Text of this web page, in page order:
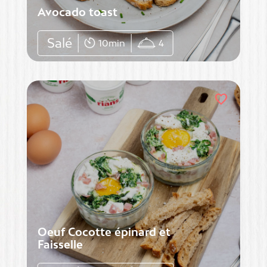
Avocado toast
Salé 10min 4
favorite
Oeuf Cocotte épinard et
Faisselle